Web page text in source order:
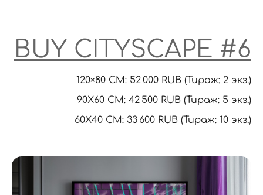
BUY CITYSCAPE #6
120×80 CM: 52 000 RUB (Тираж: 2 экз.)
90X60 CM: 42 500 RUB (Тираж: 5 экз.)
60Х40 СМ: 33 600 RUB (Тираж: 10 экз.)